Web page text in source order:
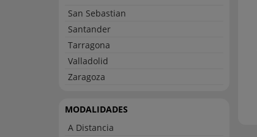
San Sebastian
Santander
Tarragona
Valladolid
Zaragoza
MODALIDADES
A Distancia